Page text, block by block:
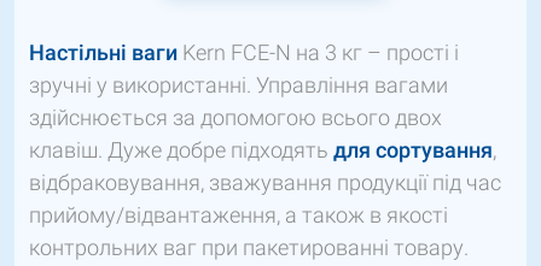
Настільні ваги Kern FCE-N на 3 кг – прості і
зручні у використанні. Управління вагами
здійснюється за допомогою всього двох
клавіш. Дуже добре підходять для сортування,
відбраковування, зважування продукції під час
прийому/відвантаження, а також в якості
контрольних ваг при пакетированні товару.